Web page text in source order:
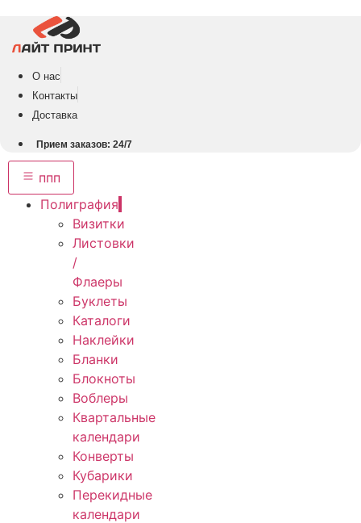
содержимому
О нас
Контакты
Доставка
Прием заказов: 24/7
ппп
Полиграфия
Визитки
Листовки
/
Флаеры
Буклеты
Каталоги
Наклейки
Бланки
Блокноты
Воблеры
Квартальные
календари
Конверты
Кубарики
Перекидные
календари